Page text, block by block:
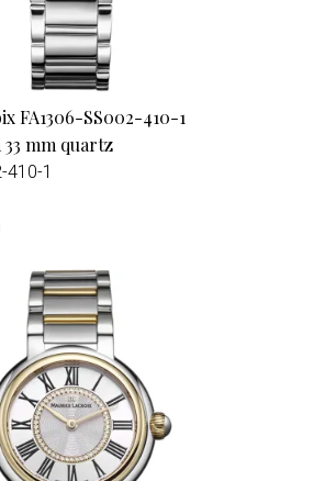
FA1306-SS002-410-1
mm quartz
410-1